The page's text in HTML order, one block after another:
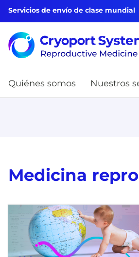
Servicios de envío de clase mundial
Quiénes somos Nuestros
Medicina